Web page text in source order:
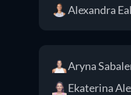
Alexandra
Aryna
Ekaterina